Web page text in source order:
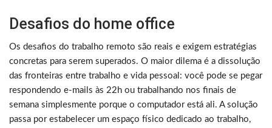
Desafios do home office
Os desafios do trabalho remoto são reais e exigem estratégias
concretas para serem superados. O maior dilema é a dissolução
das fronteiras entre trabalho e vida pessoal: você pode se pegar
respondendo e-mails às 22h ou trabalhando nos finais de
semana simplesmente porque o computador está ali. A solução
passa por estabelecer um espaço físico dedicado ao trabalho,